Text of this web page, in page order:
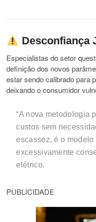
Desconfiança
Especialistas do setor
definição dos novos
estar sendo calibrado para
deixando o consumidor
“A nova metodologia
custos sem
escassez, é o modelo
excessivamente
elétrico.
PUBLICIDADE